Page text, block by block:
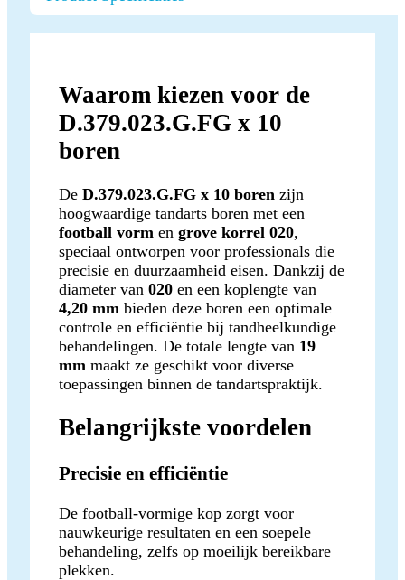
Waarom kiezen voor de
D.379.023.G.FG x 10
boren
De D.379.023.G.FG x 10 boren zijn
hoogwaardige tandarts boren met een
football vorm en grove korrel 020,
speciaal ontworpen voor professionals die
precisie en duurzaamheid eisen. Dankzij de
diameter van 020 en een koplengte van
4,20 mm bieden deze boren een optimale
controle en efficiëntie bij tandheelkundige
behandelingen. De totale lengte van 19
mm maakt ze geschikt voor diverse
toepassingen binnen de tandartspraktijk.
Belangrijkste voordelen
Precisie en efficiëntie
De football-vormige kop zorgt voor
nauwkeurige resultaten en een soepele
behandeling, zelfs op moeilijk bereikbare
plekken.